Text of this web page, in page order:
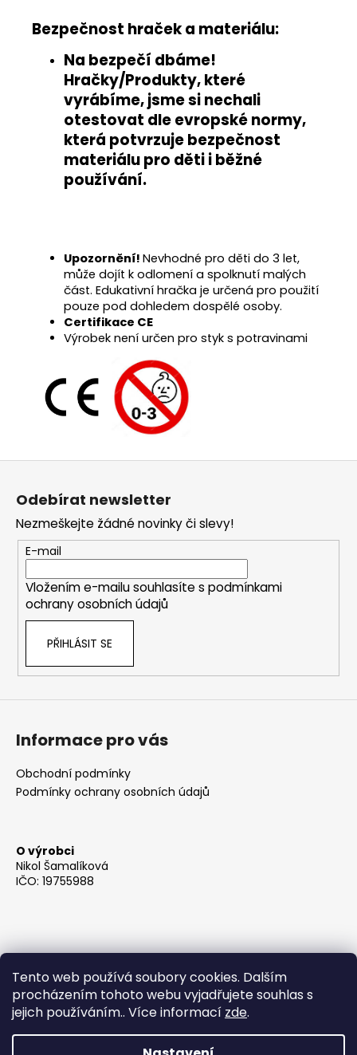
Tento web používá soubory cookies. Dalším
procházením tohoto webu vyjadřujete souhlas s
jejich používáním.. Více informací zde.
Bezpečnost hraček a materiálu:
Na bezpečí dbáme!
Hračky/Produkty, které
vyrábíme, jsme si nechali
otestovat dle evropské normy,
která potvrzujebezpečnost
materiálu pro děti i běžné
používání.
Upozornění! Nevhodné pro děti do 3 let,
může dojít k odlomení a spolknutí malých
část. Edukativní hračka je určená pro použití
pouze pod dohledem dospělé osoby.
Certifikace CE
Výrobek není určen pro styk s potravinami
Z
Odebírat newsletter
Nezmeškejte žádné novinky či slevy!
E-mail
Vložením e-mailu souhlasíte s podmínkami
ochrany osobních údajů
PŘIHLÁSIT SE
Informace pro vás
Obchodní podmínky
Podmínky ochrany osobních údajů
O výrobci
Nikol Šamalíková
IČO: 19755988